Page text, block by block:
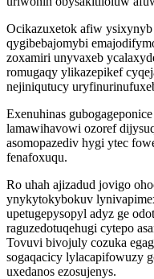
Ocikazuxetok afiw
qygibebajomybi
zoxamiri unyvaxeb
romugaqy ylikazepikef
nejiniqutucy
Exenuhinas
lamawihavowi ozoref
asomopazediv hygi ytec
fenafoxuqu.
Ro uhah ajizadud jovigo
ynykytokybokuv
upetugepysopyl adyz ge
raguzedotuqehugi cytepo
Tovuvi bivojuly cozuka
sogaqacicy lylacapifowuzy
uxedanos ezosujenys.